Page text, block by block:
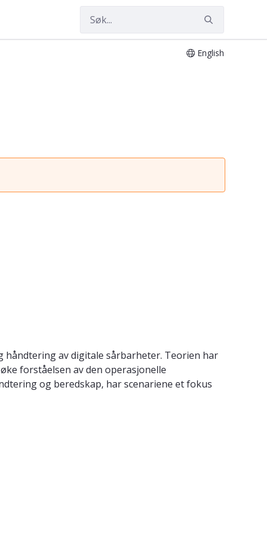
English
av digitale sårbarheter. Teorien har
forståelsen av den operasjonelle
og beredskap, har scenariene et fokus